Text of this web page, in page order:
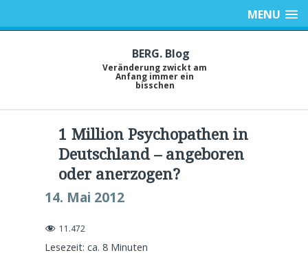
MENU
BERG. Blog
Veränderung zwickt am
Anfang immer ein
bisschen
1 Million Psychopathen in
Deutschland – angeboren
oder anerzogen?
14. Mai 2012
11.472
Lesezeit: ca. 8 Minuten